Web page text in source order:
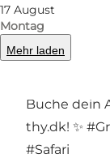
17 August
Montag
Mehr laden
Erlebe die
Testcenters
Podcast-
Buche dein
thy.dk! ✨
#Safari